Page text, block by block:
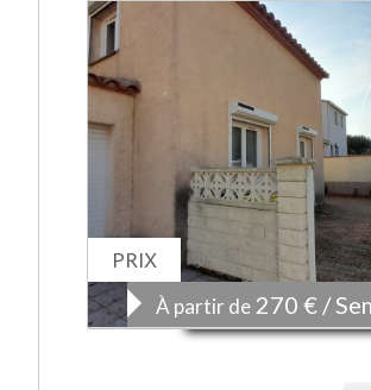
PRIX
À partir de 270 € /